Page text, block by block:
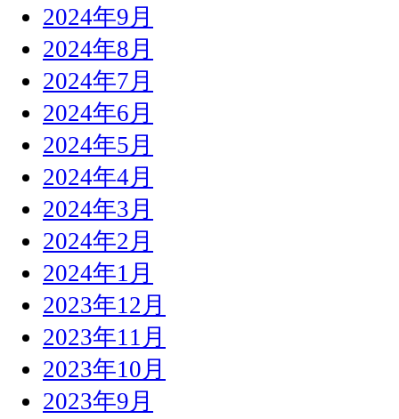
2024年9月
2024年8月
2024年7月
2024年6月
2024年5月
2024年4月
2024年3月
2024年2月
2024年1月
2023年12月
2023年11月
2023年10月
2023年9月